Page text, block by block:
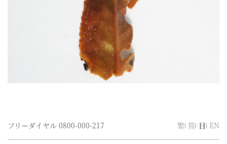
フリーダイヤル 0800-000-217 繁 简 日 EN